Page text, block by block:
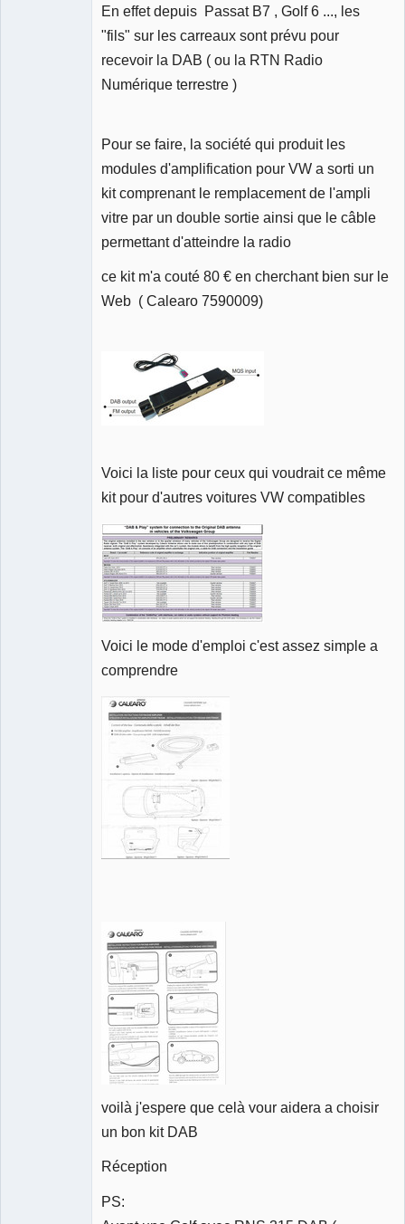
En effet depuis Passat B7 , Golf 6 ..., les
"fils" sur les carreaux sont prévu pour
recevoir la DAB ( ou la RTN Radio
Numérique terrestre )
Pour se faire, la société qui produit les
modules d'amplification pour VW a sorti un
kit comprenant le remplacement de l'ampli
vitre par un double sortie ainsi que le câble
permettant d'atteindre la radio
ce kit m'a couté 80 € en cherchant bien sur le
Web ( Calearo 7590009)
Voici la liste pour ceux qui voudrait ce même
kit pour d'autres voitures VW compatibles
Voici le mode d'emploi c'est assez simple a
comprendre
voilà j'espere que celà vour aidera a choisir
un bon kit DAB
Réception
PS: